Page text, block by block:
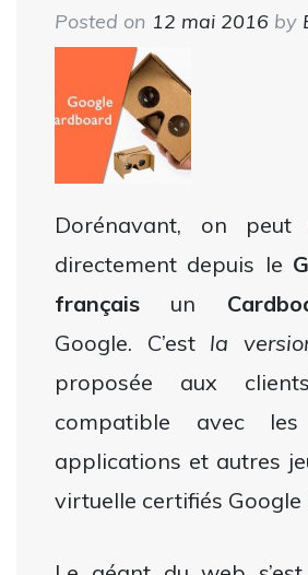
Posted on 12 mai 2016 by
Dorénavant, on peut
directement depuis le
français un
Google. C’est la
proposée aux
compatible avec les
applications et autres
virtuelle certifiés Google